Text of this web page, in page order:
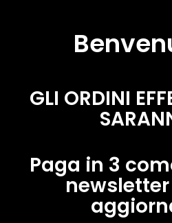
GLI ORDINI
Paga in 3
Leave a comment